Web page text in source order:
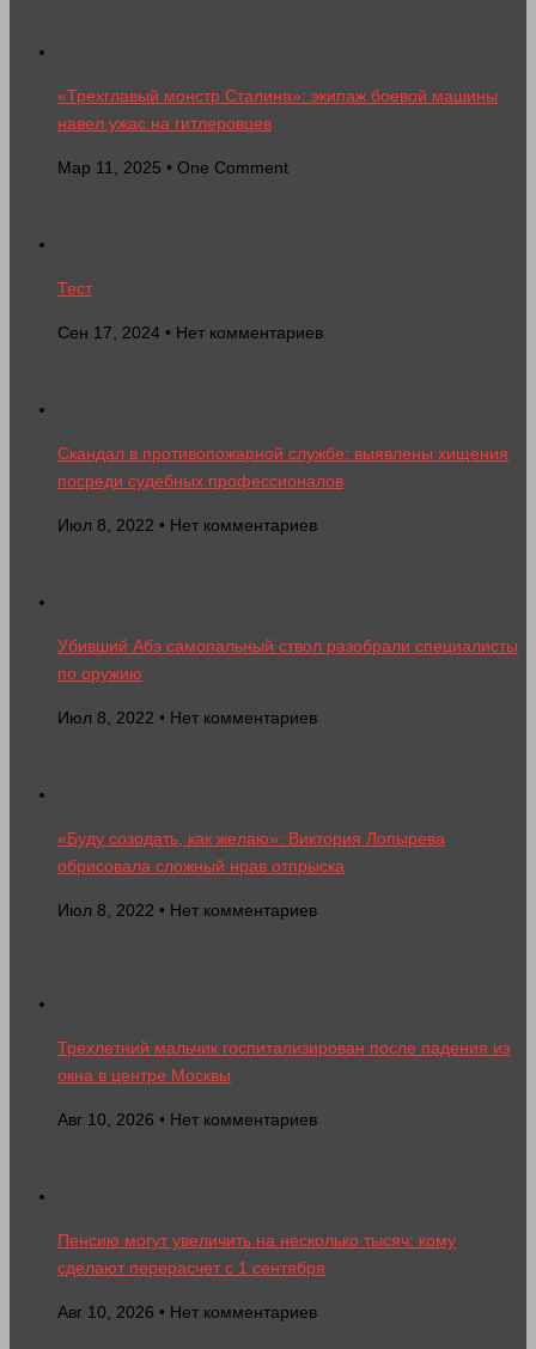
«Трехглавый монстр Сталина»: экипаж боевой машины
навел ужас на гитлеровцев
Мар 11, 2025 • One Comment
Тест
Сен 17, 2024 • Нет комментариев
Скандал в противопожарной службе: выявлены хищения
посреди судебных профессионалов
Июл 8, 2022 • Нет комментариев
Убивший Абэ самопальный ствол разобрали специалисты
по оружию
Июл 8, 2022 • Нет комментариев
«Буду созодать, как желаю»: Виктория Лопырева
обрисовала сложный нрав отпрыска
Июл 8, 2022 • Нет комментариев
Трехлетний мальчик госпитализирован после падения из
окна в центре Москвы
Авг 10, 2026 • Нет комментариев
Пенсию могут увеличить на несколько тысяч: кому
сделают перерасчет с 1 сентября
Авг 10, 2026 • Нет комментариев